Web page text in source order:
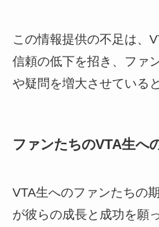
この情報提供の不足は、
信頼の低下を招き、ファ
や疑問を増大させている
ファンたちのVTA生へ
VTA生へのファンたちの
が彼らの成長と成功を願